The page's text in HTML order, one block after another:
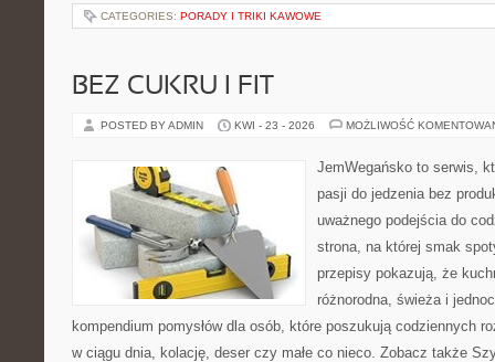
CATEGORIES: PORADY I TRIKI KAWOWE
BEZ CUKRU I FIT
POSTED BY ADMIN KWI - 23 - 2026 MOŻLIWOŚĆ
JemWegańsko to serwis,
pasji do jedzenia bez
uważnego podejścia do
strona, na której smak
przepisy pokazują, że
różnorodna, świeża i
kompendium pomysłów dla osób, które poszukują codziennych
w ciągu dnia, kolację, deser czy małe co nieco. Zobacz także